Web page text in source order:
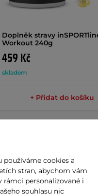
Doplněk stravy
Workout 240g
459 Kč
skladem
+ Přidat do košíku
používáme cookies a
stran, abychom vám
rámci personalizované i
souhlasu nic